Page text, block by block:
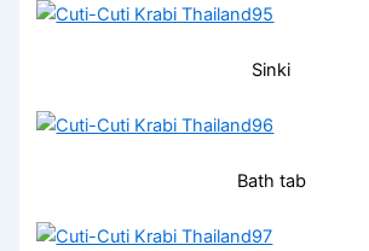
Sinki
Bath tab